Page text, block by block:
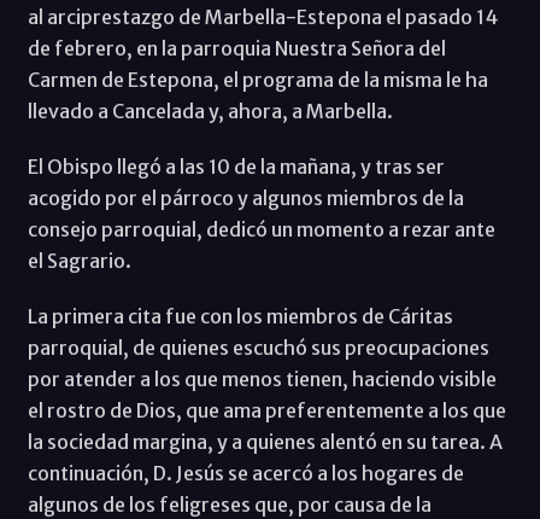
al arciprestazgo de Marbella-Estepona el pasado 14
de febrero, en la parroquia Nuestra Señora del
Carmen de Estepona, el programa de la misma le ha
llevado a Cancelada y, ahora, a Marbella.
El Obispo llegó a las 10 de la mañana, y tras ser
acogido por el párroco y algunos miembros de la
consejo parroquial, dedicó un momento a rezar ante
el Sagrario.
La primera cita fue con los miembros de Cáritas
parroquial, de quienes escuchó sus preocupaciones
por atender a los que menos tienen, haciendo visible
el rostro de Dios, que ama preferentemente a los que
la sociedad margina, y a quienes alentó en su tarea. A
continuación, D. Jesús se acercó a los hogares de
algunos de los feligreses que, por causa de la